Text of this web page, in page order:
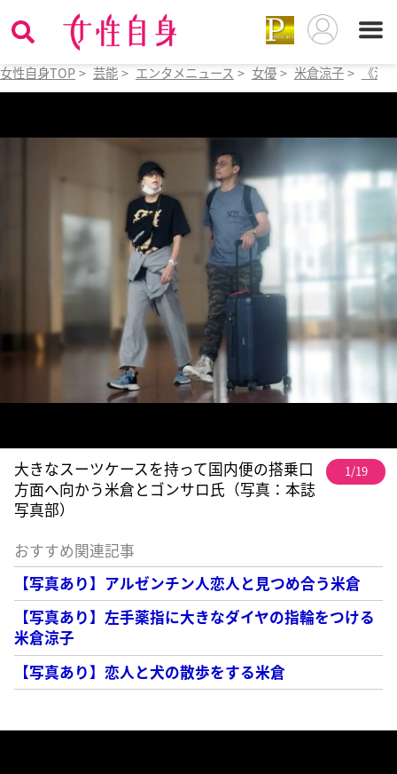
女性自身TOP > 芸能 > エンタメニュース > 女優 > 米倉涼子 > 《深
大きなスーツケースを持って国内便の搭乗口
方面へ向かう米倉とゴンサロ氏（写真：本誌
写真部）
1/19
おすすめ関連記事
【写真あり】アルゼンチン人恋人と見つめ合う米倉
【写真あり】左手薬指に大きなダイヤの指輪をつける
米倉涼子
【写真あり】恋人と犬の散歩をする米倉